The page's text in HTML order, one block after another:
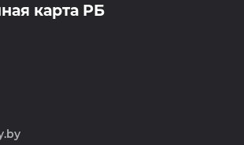
персональных данных
карта РБ